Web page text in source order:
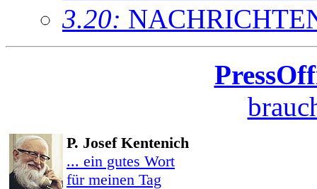
3.20:
P. Josef Kentenich
... ein gutes Wort
für meinen Tag